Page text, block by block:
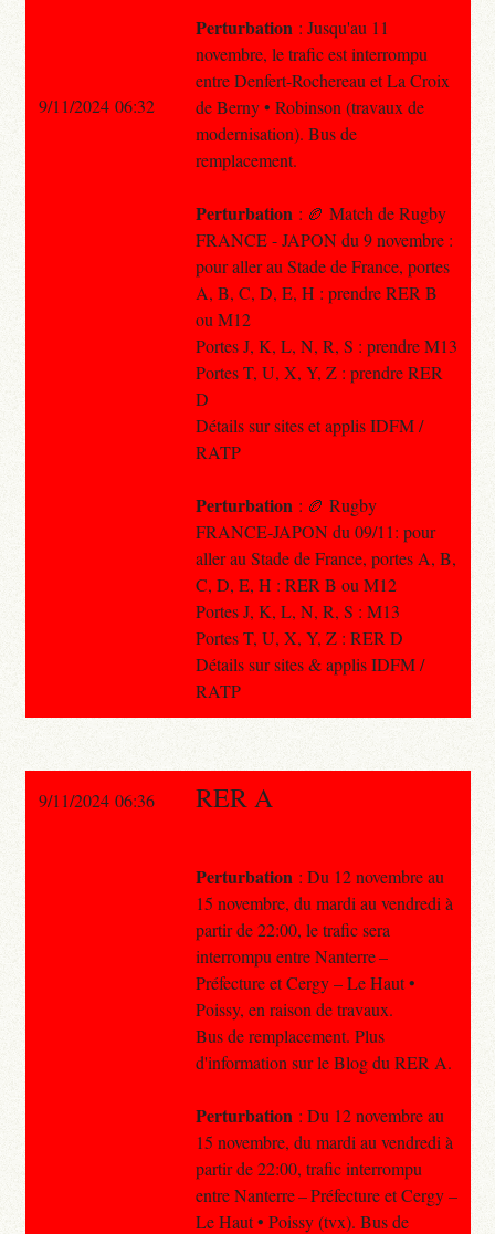
Perturbation : Jusqu'au 11
novembre, le trafic est interrompu
entre Denfert-Rochereau et La Croix
de Berny • Robinson (travaux de
modernisation). Bus de
remplacement.
Perturbation : 🏉 Match de Rugby
FRANCE - JAPON du 9 novembre :
pour aller au Stade de France, portes
A, B, C, D, E, H : prendre RER B
ou M12
Portes J, K, L, N, R, S : prendre M13
Portes T, U, X, Y, Z : prendre RER
D
Détails sur sites et applis IDFM /
RATP
Perturbation : 🏉 Rugby
FRANCE-JAPON du 09/11: pour
aller au Stade de France, portes A, B,
C, D, E, H : RER B ou M12
Portes J, K, L, N, R, S : M13
Portes T, U, X, Y, Z : RER D
Détails sur sites & applis IDFM /
RATP
9/11/2024 06:32
9/11/2024 06:36 RER A
Perturbation : Du 12 novembre au
15 novembre, du mardi au vendredi à
partir de 22:00, le trafic sera
interrompu entre Nanterre –
Préfecture et Cergy – Le Haut •
Poissy, en raison de travaux.
Bus de remplacement. Plus
d'information sur le Blog du RER A.
Perturbation : Du 12 novembre au
15 novembre, du mardi au vendredi à
partir de 22:00, trafic interrompu
entre Nanterre – Préfecture et Cergy –
Le Haut • Poissy (tvx). Bus de